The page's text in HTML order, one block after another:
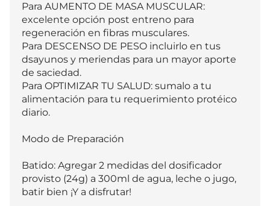
Para AUMENTO DE MASA MUSCULAR:
excelente opción post entreno para
regeneración en fibras musculares.
Para DESCENSO DE PESO incluirlo en tus
dsayunos y meriendas para un mayor aporte
de saciedad.
Para OPTIMIZAR TU SALUD: sumalo a tu
alimentación para tu requerimiento protéico
diario.
Modo de Preparación
Batido: Agregar 2 medidas del dosificador
provisto (24g) a 300ml de agua, leche o jugo,
batir bien ¡Y a disfrutar!